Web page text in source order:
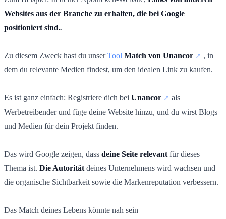
Websites aus der Branche zu erhalten, die bei Google
positioniert sind..
Zu diesem Zweck hast du unser Tool Match von Unancor
, in
dem du relevante Medien findest, um den idealen Link zu kaufen.
Es ist ganz einfach: Registriere dich bei Unancor
als
Werbetreibender und füge deine Website hinzu, und du wirst Blogs
und Medien für dein Projekt finden.
Das wird Google zeigen, dass deine Seite relevant für dieses
Thema ist. Die Autorität deines Unternehmens wird wachsen und
die organische Sichtbarkeit sowie die Markenreputation verbessern.
Das Match deines Lebens könnte nah sein